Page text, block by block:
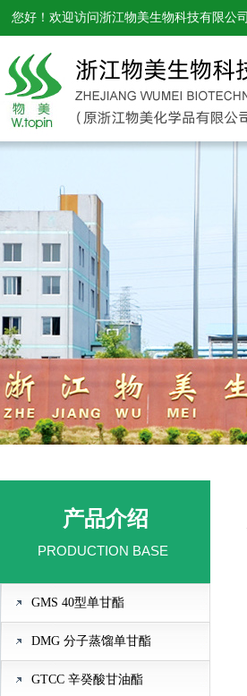
您好！欢迎访问浙江物美生物科技有限公司
产品介绍
PRODUCTION BASE
GMS 40型单甘酯
DMG 分子蒸馏单甘酯
GTCC 辛癸酸甘油酯